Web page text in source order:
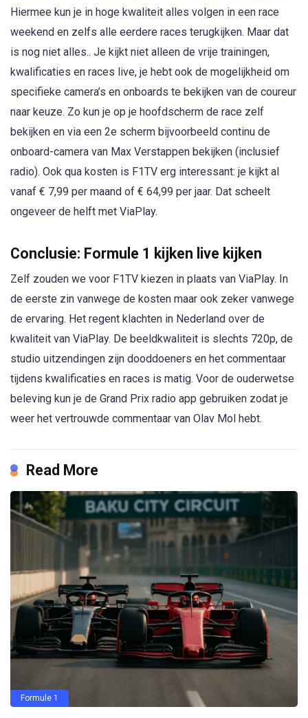
Hiermee kun je in hoge kwaliteit alles volgen in een race
weekend en zelfs alle eerdere races terugkijken. Maar dat
is nog niet alles.. Je kijkt niet alleen de vrije trainingen,
kwalificaties en races live, je hebt ook de mogelijkheid om
specifieke camera’s en onboards te bekijken van de coureur
naar keuze. Zo kun je op je hoofdscherm de race zelf
bekijken en via een 2e scherm bijvoorbeeld continu de
onboard-camera van Max Verstappen bekijken (inclusief
radio). Ook qua kosten is F1TV erg interessant: je kijkt al
vanaf € 7,99 per maand of € 64,99 per jaar. Dat scheelt
ongeveer de helft met ViaPlay.
Conclusie: Formule 1 kijken live kijken
Zelf zouden we voor F1TV kiezen in plaats van ViaPlay. In
de eerste zin vanwege de kosten maar ook zeker vanwege
de ervaring. Het regent klachten in Nederland over de
kwaliteit van ViaPlay. De beeldkwaliteit is slechts 720p, de
studio uitzendingen zijn dooddoeners en het commentaar
tijdens kwalificaties en races is matig. Voor de ouderwetse
beleving kun je de Grand Prix radio app gebruiken zodat je
weer het vertrouwde commentaar van Olav Mol hebt.
Read More
Formule 1